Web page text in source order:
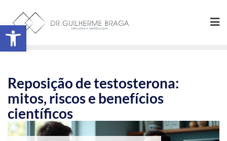
Abrir a barra de ferramentas
Reposição de testosterona:
mitos, riscos e benefícios
científicos